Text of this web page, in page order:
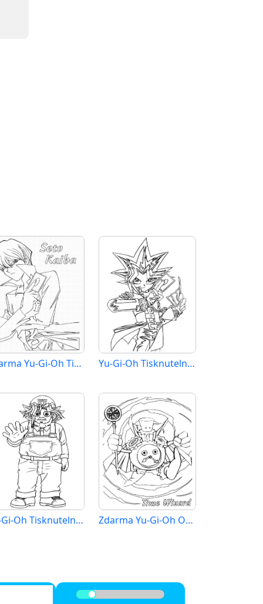
Zdarma Yu-Gi-Oh Tisknutelné Yu-Gi-Oh Tisknutelné Zdarma
Yu-Gi-Oh Tisknutelné pro Děti Zdarma Yu-Gi-Oh Obrázek